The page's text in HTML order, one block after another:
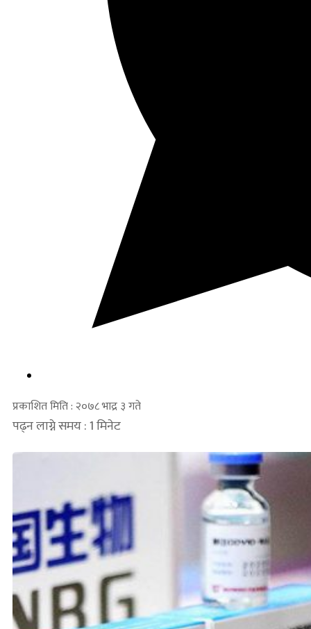
प्रकाशित मिति : २०७८ भाद्र ३ गते
पढ्न लाग्ने समय : 1 मिनेट